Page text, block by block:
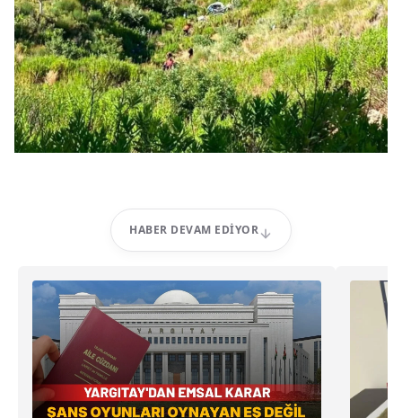
HABER DEVAM EDIYOR